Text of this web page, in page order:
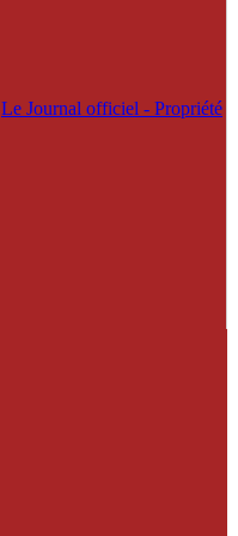
Le Journal officiel - Propriété